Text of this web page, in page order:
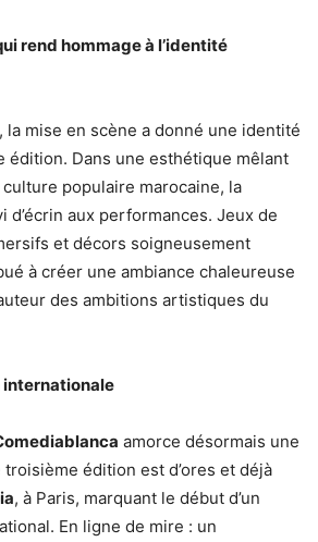
rend hommage à l’identité
la mise en scène a donné une identité
édition. Dans une esthétique mêlant
populaire marocaine, la
d’écrin aux performances. Jeux de
et décors soigneusement
à créer une ambiance chaleureuse
des ambitions artistiques du
internationale
amorce désormais une
édition est d’ores et déjà
, à Paris, marquant le début d’un
En ligne de mire : un